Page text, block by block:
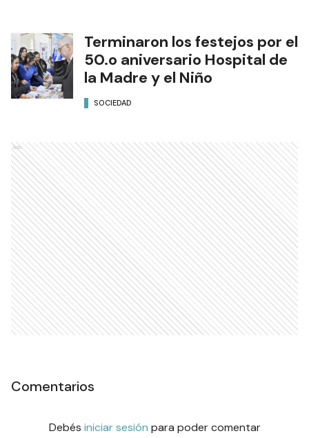
Terminaron los festejos por el
50.o aniversario Hospital de
la Madre y el Niño
SOCIEDAD
Ads
Comentarios
Debés iniciar sesión para poder comentar